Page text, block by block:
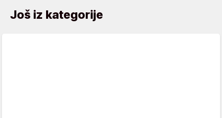
Još iz kategorije